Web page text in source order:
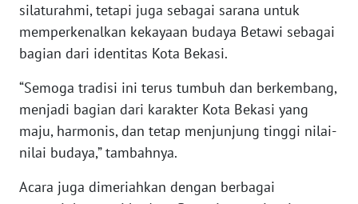
silaturahmi, tetapi juga sebagai sarana untuk
memperkenalkan kekayaan budaya Betawi sebagai
bagian dari identitas Kota Bekasi.
“Semoga tradisi ini terus tumbuh dan berkembang,
menjadi bagian dari karakter Kota Bekasi yang
maju, harmonis, dan tetap menjunjung tinggi nilai-
nilai budaya,” tambahnya.
Acara juga dimeriahkan dengan berbagai
WN
BENGKULU
WN
LAMPUNG
WN